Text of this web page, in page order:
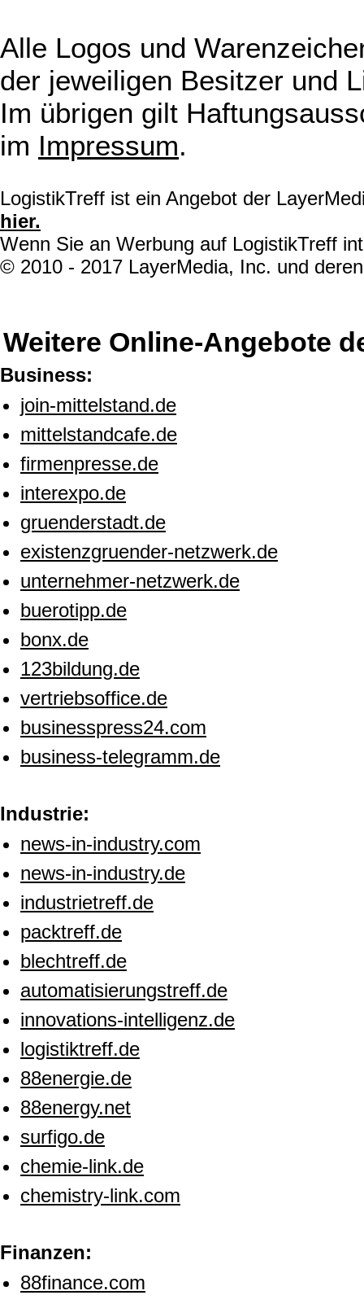
Alle Logos und
der jeweiligen Besitzer und
Im übrigen gilt
im Impressum.
LogistikTreff ist ein Angebot der
hier.
Wenn Sie an Werbung auf LogistikTreff
© 2010 - 2017 LayerMedia, Inc. und
Weitere Online-Angebote
Business:
join-mittelstand.de
mittelstandcafe.de
firmenpresse.de
interexpo.de
gruenderstadt.de
existenzgruender-netzwerk.de
unternehmer-netzwerk.de
buerotipp.de
bonx.de
123bildung.de
vertriebsoffice.de
businesspress24.com
business-telegramm.de
Industrie:
news-in-industry.com
news-in-industry.de
industrietreff.de
packtreff.de
blechtreff.de
automatisierungstreff.de
innovations-intelligenz.de
logistiktreff.de
88energie.de
88energy.net
surfigo.de
chemie-link.de
chemistry-link.com
Finanzen:
88finance.com